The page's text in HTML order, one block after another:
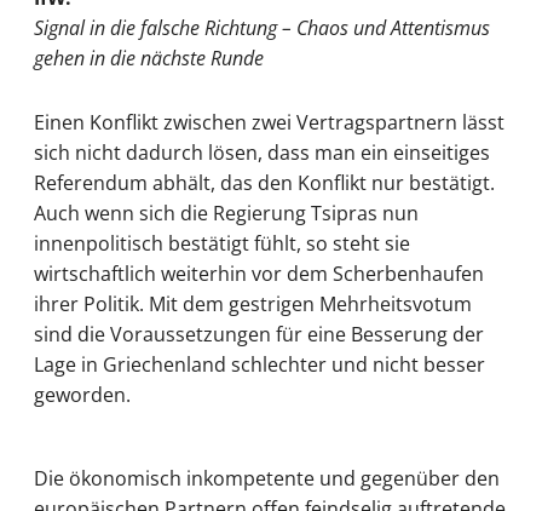
Signal in die falsche Richtung – Chaos und Attentismus
gehen in die nächste Runde
Einen Konflikt zwischen zwei Vertragspartnern lässt
sich nicht dadurch lösen, dass man ein einseitiges
Referendum abhält, das den Konflikt nur bestätigt.
Auch wenn sich die Regierung Tsipras nun
innenpolitisch bestätigt fühlt, so steht sie
wirtschaftlich weiterhin vor dem Scherbenhaufen
ihrer Politik. Mit dem gestrigen Mehrheitsvotum
sind die Voraussetzungen für eine Besserung der
Lage in Griechenland schlechter und nicht besser
geworden.
Die ökonomisch inkompetente und gegenüber den